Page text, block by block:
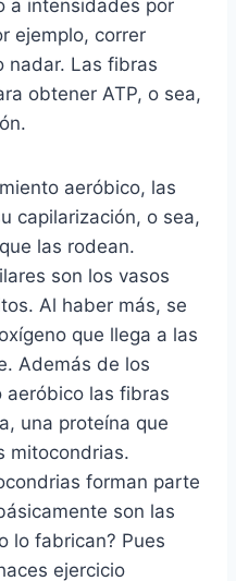
a intensidades por
ejemplo, correr
nadar. Las fibras
obtener ATP, o sea,
aeróbico, las
capilarización, o sea,
las rodean.
son los vasos
Al haber más, se
que llega a las
Además de los
aeróbico las fibras
una proteína que
mitocondrias.
forman parte
son las
lo fabrican? Pues
ejercicio